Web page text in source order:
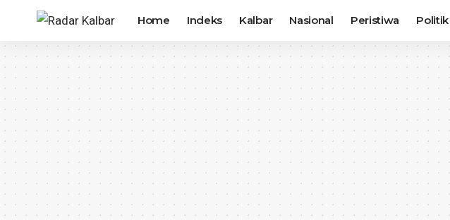
Home Indeks Kalbar Nasional Peristiwa Politik